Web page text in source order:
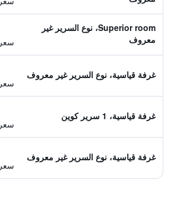
Superior room، نوع السرير غير
معروف
غرفة قياسية، نوع السرير غير معروف
غرفة قياسية، 1 سرير كوين
غرفة قياسية، نوع السرير غير معروف